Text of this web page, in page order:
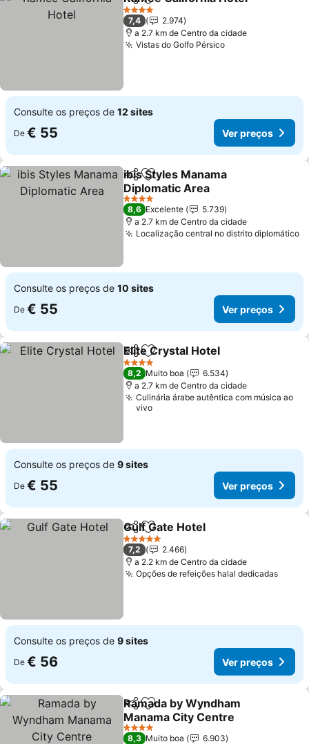
PartilharAdicionar aos favoritos
4 Estrelas
7,4
2.974
a 2.7 km de Centro da cidade
Vistas do Golfo PérsicoVer preços
Consulte os preços de 12 sites
De € 55 Ver preços
PartilharAdicionar aos favoritos
ibis Styles Manama
Diplomatic Area
Ver preços
4 Estrelas
8,6 Excelente
5.739
a 2.7 km de Centro da cidade
Localização central no distrito diplomático
Consulte os preços de 10 sites
De € 55 Ver preços
PartilharAdicionar aos favoritos
Elite Crystal Hotel
4 Estrelas
8,2 Muito boa
6.534
a 2.7 km de Centro da cidade
Culinária árabe autêntica com música ao
vivo
Consulte os preços de 9 sites
De € 55 Ver preços
PartilharAdicionar aos favoritos
Gulf Gate Hotel
5 Estrelas
7,2
2.466
a 2.2 km de Centro da cidade
Opções de refeições halal dedicadasVer
Consulte os preços de 9 sites
De € 56 Ver preços
PartilharAdicionar aos favoritos
Ramada by Wyndham
Manama City Centre
Ver preços
4 Estrelas
8,3 Muito boa
6.903